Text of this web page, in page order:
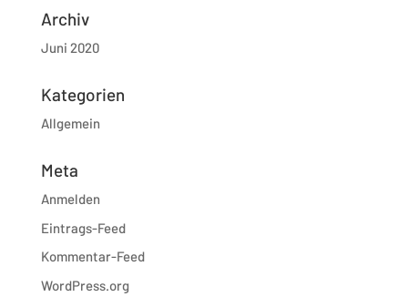
Archiv
Juni 2020
Kategorien
Allgemein
Meta
Anmelden
Eintrags-Feed
Kommentar-Feed
WordPress.org